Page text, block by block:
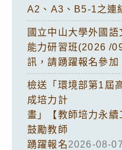
A2、A3、B5-1之連
國立中山大學外國
能力研習班(2026 /
訊，請踴躍報名參加
檢送「環境部第1屆
成培力計
畫」【教師培力永
鼓勵教師
踴躍報名2026-08-07